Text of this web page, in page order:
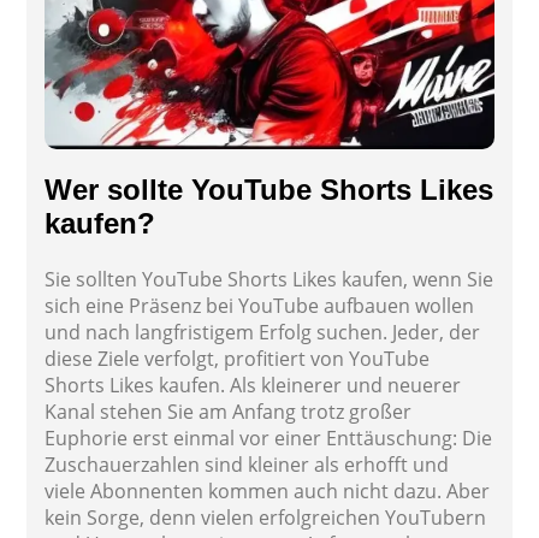
Wer sollte YouTube Shorts Likes
kaufen?
Sie sollten YouTube Shorts Likes kaufen, wenn Sie
sich eine Präsenz bei YouTube aufbauen wollen
und nach langfristigem Erfolg suchen. Jeder, der
diese Ziele verfolgt, profitiert von YouTube
Shorts Likes kaufen. Als kleinerer und neuerer
Kanal stehen Sie am Anfang trotz großer
Euphorie erst einmal vor einer Enttäuschung: Die
Zuschauerzahlen sind kleiner als erhofft und
viele Abonnenten kommen auch nicht dazu. Aber
kein Sorge, denn vielen erfolgreichen YouTubern